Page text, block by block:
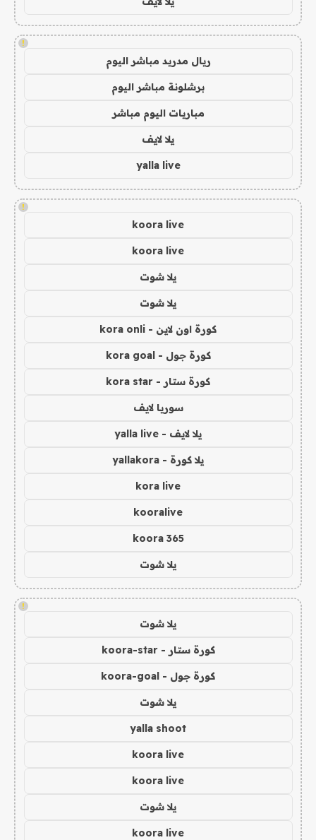
!
ريال مدريد مباشر اليوم
برشلونة مباشر اليوم
مباريات اليوم مباشر
يلا لايف
yalla live
!
koora live
koora live
يلا شوت
يلا شوت
كورة اون لاين - kora onli
كورة جول - kora goal
كورة ستار - kora star
سوريا لايف
يلا لايف - yalla live
يلا كورة - yallakora
kora live
kooralive
koora 365
يلا شوت
!
يلا شوت
كورة ستار - koora-star
كورة جول - koora-goal
يلا شوت
yalla shoot
koora live
koora live
يلا شوت
koora live